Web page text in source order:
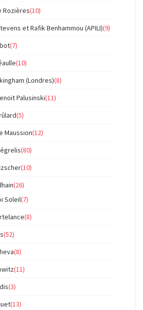
Rozières(10)
et Rafik Benhammou (APILI)(9)
(7)
(10)
(Londres)(8)
Palusinski(11)
(5)
Maussion(12)
(80)
(10)
(26)
Soleil(7)
(8)
(52)
(8)
(11)
(3)
(13)